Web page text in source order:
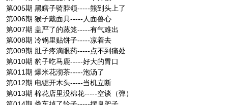
第005期 黑瞎子骑脖领-----熊到头上了
第006期 猴子戴面具-----人面兽心
第007期 盖严了的蒸笼-----有气难出
第008期 冷锅里贴饼子-----凉着去
第009期 肚子疼滴眼药-----点不到痛处
第010期 豹子吃马鹿-----好大的胃口
第011期 爆米花沏茶-----泡汤了
第012期 电锯开木头-----当机立断
第013期 棉花店里没棉花-----空谈（弹）